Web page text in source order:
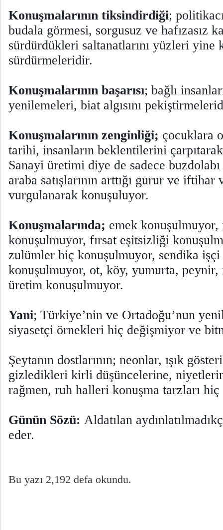
Konuşmalarının tiksindirdiği;
budala görmesi, sorgusuz ve hafızasız
sürdürdükleri saltanatlarını yüzleri yine
sürdürmeleridir.
Konuşmalarının başarısı; bağlı
yenilemeleri, biat algısını
Konuşmalarının zenginliği; çocuklara
tarihi, insanların beklentilerini
Sanayi üretimi diye de sadece
araba satışlarının arttığı gurur ve
vurgulanarak konuşuluyor.
Konuşmalarında; emek
konuşulmuyor, fırsat eşitsizliği
zulümler hiç konuşulmuyor, sendika
konuşulmuyor, ot, köy, yumurta, peynir,
üretim konuşulmuyor.
Yani; Türkiye’nin ve Ortadoğu’nun
siyasetçi örnekleri hiç değişmiyor ve
Şeytanın dostlarının; neonlar, ışık
gizledikleri kirli düşüncelerine,
rağmen, ruh halleri konuşma tarzları
Günün Sözü: Aldatılan
eder.
Bu yazı 2,192 defa okundu.